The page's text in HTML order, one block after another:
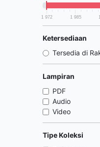
1 972 1 985
Ketersediaan
Tersedia di
Lampiran
PDF
Audio
Video
Tipe Koleksi